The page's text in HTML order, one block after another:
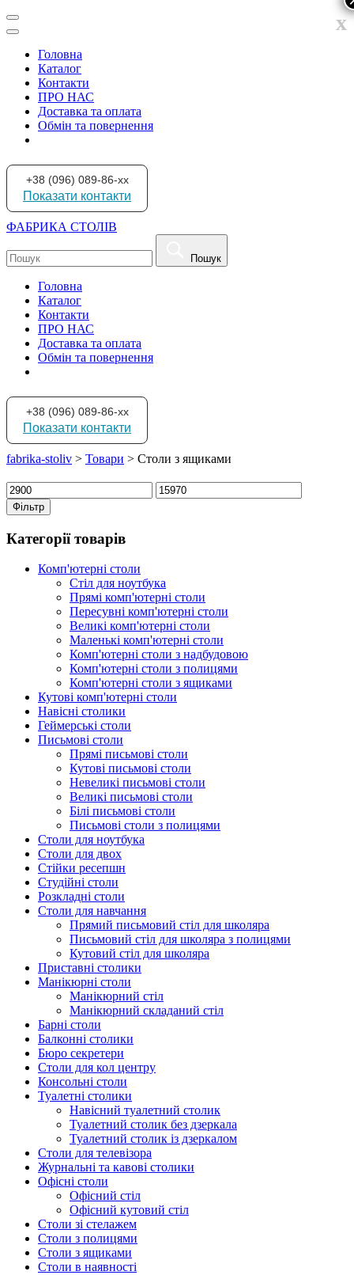
Головна
Каталог
Контакти
ПРО НАС
Доставка та оплата
Обмін та повернення
+38 (096) 089-86-xx
Показати контакти
ФАБРИКА СТОЛІВ
Пошук
Головна
Каталог
Контакти
ПРО НАС
Доставка та оплата
Обмін та повернення
+38 (096) 089-86-xx
Показати контакти
fabrika-stoliv > Товари > Столи з ящиками
Мінімальна
ціна
Найбільша
ціна
Фільтр
Категорії товарів
Комп'ютерні столи
Стіл для ноутбука
Прямі комп'ютерні столи
Пересувні комп'ютерні столи
Великі комп'ютерні столи
Маленькі комп'ютерні столи
Комп'ютерні столи з надбудовою
Комп'ютерні столи з полицями
Комп'ютерні столи з ящиками
Кутові комп'ютерні столи
Навісні столики
Геймерські столи
Письмові столи
Прямі письмові столи
Кутові письмові столи
Невеликі письмові столи
Великі письмові столи
Білі письмові столи
Письмові столи з полицями
Столи для ноутбука
Столи для двох
Стійки ресепшн
Студійні столи
Розкладні столи
Столи для навчання
Прямий письмовий стіл для школяра
Письмовий стіл для школяра з полицями
Кутовий стіл для школяра
Приставні столики
Манікюрні столи
Манікюрний стіл
Манікюрний складаний стіл
Барні столи
Балконні столики
Бюро секретери
Столи для кол центру
Консольні столи
Туалетні столики
Навісний туалетний столик
Туалетний столик без дзеркала
Туалетний столик із дзеркалом
Столи для телевізора
Журнальні та кавові столики
Офісні столи
Офісний стіл
Офісний кутовий стіл
Столи зі стелажем
Столи з полицями
Столи з ящиками
Столи в наявності
x